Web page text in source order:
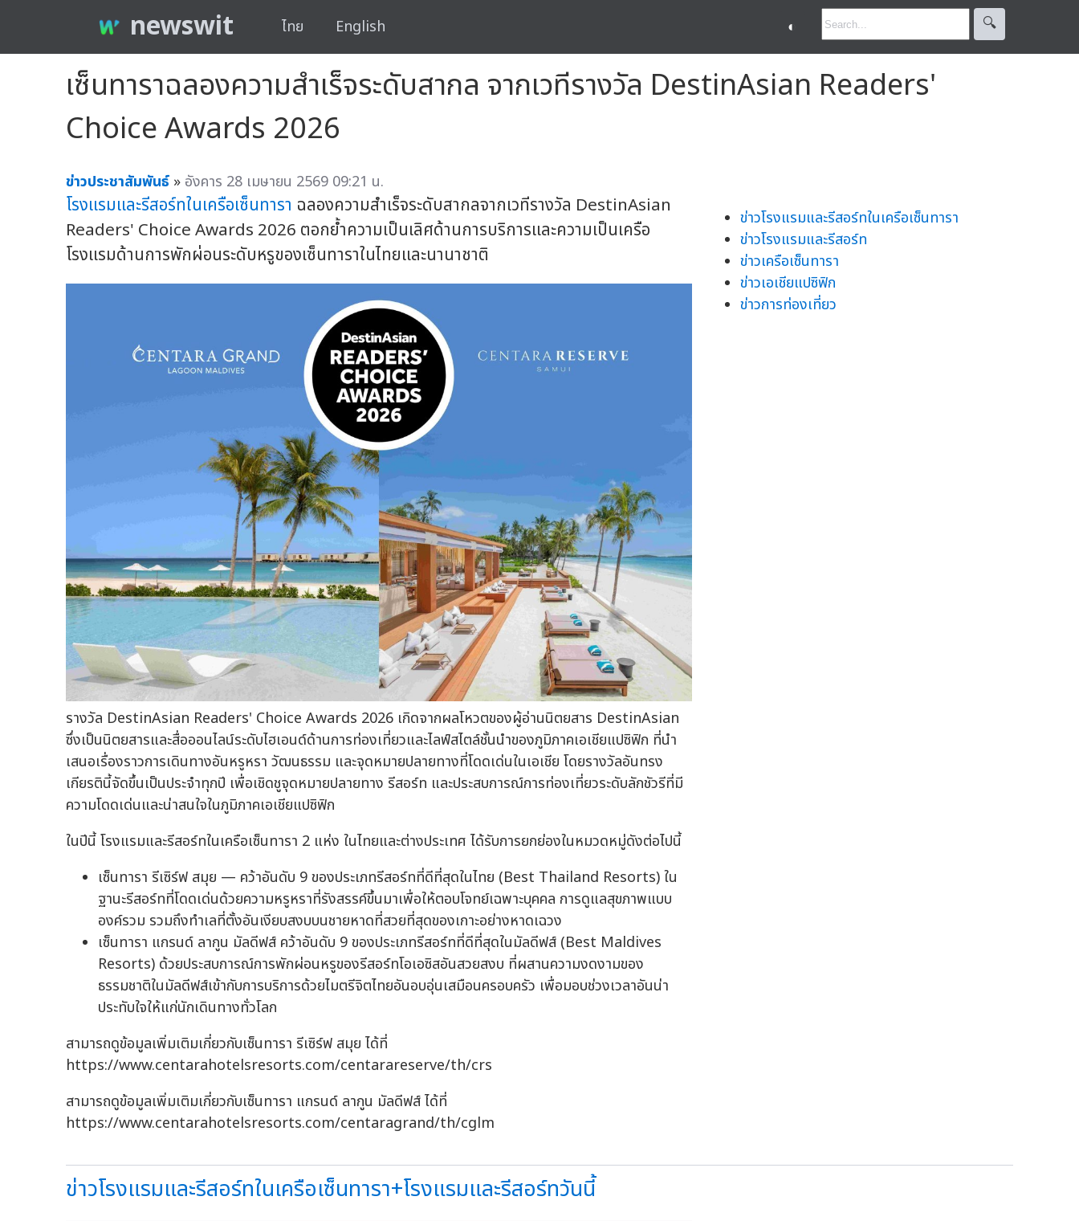
newswit ไทย English ◐ 🔍︎
เซ็นทาราฉลองความสำเร็จระดับสากล จากเวทีรางวัล DestinAsian Readers'
Choice Awards 2026
ข่าวประชาสัมพันธ์ » อังคาร 28 เมษายน 2569 09:21 น.
โรงแรมและรีสอร์ทในเครือเซ็นทารา ฉลองความสำเร็จระดับสากลจากเวทีรางวัล DestinAsian
Readers' Choice Awards 2026 ตอกย้ำความเป็นเลิศด้านการบริการและความเป็นเครือ
โรงแรมด้านการพักผ่อนระดับหรูของเซ็นทาราในไทยและนานาชาติ
รางวัล DestinAsian Readers' Choice Awards 2026 เกิดจากผลโหวตของผู้อ่านนิตยสาร DestinAsian
ซึ่งเป็นนิตยสารและสื่อออนไลน์ระดับไฮเอนด์ด้านการท่องเที่ยวและไลฟ์สไตล์ชั้นนำของภูมิภาคเอเชียแปซิฟิก ที่นำ
เสนอเรื่องราวการเดินทางอันหรูหรา วัฒนธรรม และจุดหมายปลายทางที่โดดเด่นในเอเชีย โดยรางวัลอันทรง
เกียรตินี้จัดขึ้นเป็นประจำทุกปี เพื่อเชิดชูจุดหมายปลายทาง รีสอร์ท และประสบการณ์การท่องเที่ยวระดับลักชัวรีที่มี
ความโดดเด่นและน่าสนใจในภูมิภาคเอเชียแปซิฟิก
ในปีนี้ โรงแรมและรีสอร์ทในเครือเซ็นทารา 2 แห่ง ในไทยและต่างประเทศ ได้รับการยกย่องในหมวดหมู่ดังต่อไปนี้
เซ็นทารา รีเซิร์ฟ สมุย — คว้าอันดับ 9 ของประเภทรีสอร์ทที่ดีที่สุดในไทย (Best Thailand Resorts) ใน
ฐานะรีสอร์ทที่โดดเด่นด้วยความหรูหราที่รังสรรค์ขึ้นมาเพื่อให้ตอบโจทย์เฉพาะบุคคล การดูแลสุขภาพแบบ
องค์รวม รวมถึงทำเลที่ตั้งอันเงียบสงบบนชายหาดที่สวยที่สุดของเกาะอย่างหาดเฉวง
เซ็นทารา แกรนด์ ลากูน มัลดีฟส์ คว้าอันดับ 9 ของประเภทรีสอร์ทที่ดีที่สุดในมัลดีฟส์ (Best Maldives
Resorts) ด้วยประสบการณ์การพักผ่อนหรูของรีสอร์ทโอเอซิสอันสวยสงบ ที่ผสานความงดงามของ
ธรรมชาติในมัลดีฟส์เข้ากับการบริการด้วยไมตรีจิตไทยอันอบอุ่นเสมือนครอบครัว เพื่อมอบช่วงเวลาอันน่า
ประทับใจให้แก่นักเดินทางทั่วโลก
สามารถดูข้อมูลเพิ่มเติมเกี่ยวกับเซ็นทารา รีเซิร์ฟ สมุย ได้ที่
https://www.centarahotelsresorts.com/centarareserve/th/crs
สามารถดูข้อมูลเพิ่มเติมเกี่ยวกับเซ็นทารา แกรนด์ ลากูน มัลดีฟส์ ได้ที่
https://www.centarahotelsresorts.com/centaragrand/th/cglm
ข่าวโรงแรมและรีสอร์ทในเครือเซ็นทารา
ข่าวโรงแรมและรีสอร์ท
ข่าวเครือเซ็นทารา
ข่าวเอเชียแปซิฟิก
ข่าวการท่องเที่ยว
ข่าวโรงแรมและรีสอร์ทในเครือเซ็นทารา+โรงแรมและรีสอร์ทวันนี้